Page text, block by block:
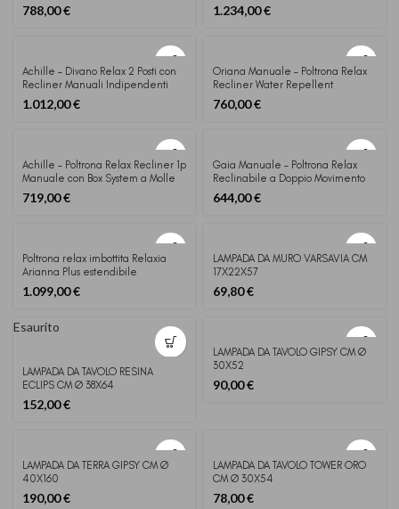
788,00€ 1.234,00€
Achille – Divano Relax 2 Posti con
Recliner Manuali Indipendenti
1.012,00€
Oriana Manuale – Poltrona Relax
Recliner Water Repellent
760,00€
Achille – Poltrona Relax Recliner 1p
Manuale con Box System a Molle
Insacchettate
719,00€
Gaia Manuale – Poltrona Relax
Reclinabile a Doppio Movimento
644,00€
Poltrona relax imbottita Relaxia
Arianna Plus estendibile
1.099,00€
LAMPADA DA MURO VARSAVIA CM
17X22X57
69,80€
Esaurito
LAMPADA DA TAVOLO RESINA
ECLIPS CM Ø 38X64
152,00€
LAMPADA DA TAVOLO GIPSY CM Ø
30X52
90,00€
LAMPADA DA TERRA GIPSY CM Ø
40X160
190,00€
LAMPADA DA TAVOLO TOWER ORO
CM Ø 30X54
78,00€